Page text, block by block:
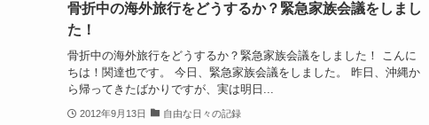
骨折中の海外旅行をどうするか？緊急家族会議をしまし
た！
骨折中の海外旅行をどうするか？緊急家族会議をしました！ こんに
ちは！関達也です。 今日、緊急家族会議をしました。 昨日、沖縄か
ら帰ってきたばかりですが、実は明日...
2012年9月13日 自由な日々の記録